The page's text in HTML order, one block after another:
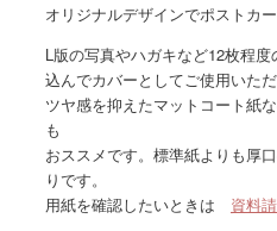
オリジナルデザインでポストカ
L版の写真やハガキなど12枚程
込んでカバーとしてご使用いただ
ツヤ感を抑えたマットコート紙
も
おススメです。標準紙よりも厚
りです。
用紙を確認したいときは 資料